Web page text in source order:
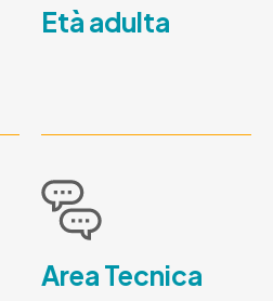
Età adulta
Area Tecnica